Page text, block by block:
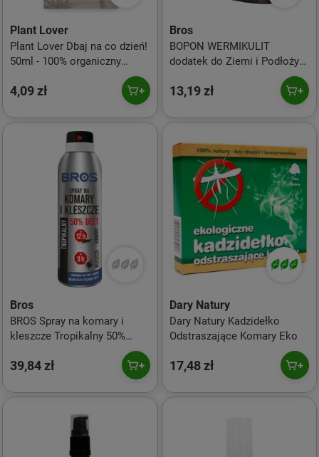
Plant Lover
Plant Lover Dbaj na co dzień!
50ml - 100% organiczny
naturalny nawóz do roślin
doniczkowych
4,09 zł
Bros
BOPON WERMIKULIT
dodatek do Ziemi i Podłoży
13,19 zł
Bros
BROS Spray na komary i
kleszcze Tropikalny 50%
39,84 zł
Dary Natury
Dary Natury Kadzidełko
Odstraszające Komary Eko
17,48 zł